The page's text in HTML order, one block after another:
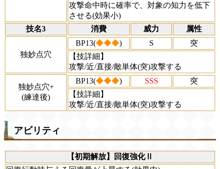
攻撃命中時に確率で、対象の知力を低下
させる(効果小)
技名3
消費 威力 属性
独妙点穴
BP13(◆◆◆) S
突
【技詳細】
攻撃/近/直接/敵単体(突)攻撃する
独妙点穴+
(練達後)
BP13(◆◆◆) SSS
突
【技詳細】
攻撃/近/直接/敵単体(突)攻撃する
アビリティ
【初期解放】回復強化Ⅱ